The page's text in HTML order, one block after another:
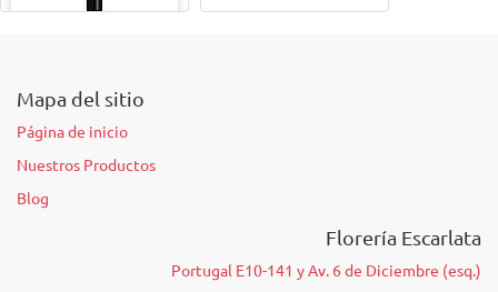
Mapa del sitio
Página de inicio
Nuestros Productos
Blog
Florería Escarlata
Portugal E10-141 y Av. 6 de Diciembre (esq.)